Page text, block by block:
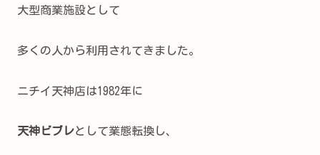
大型商業施設として
多くの人から利用されてきました。
ニチイ天神店は1982年に
天神ビブレとして業態転換し、